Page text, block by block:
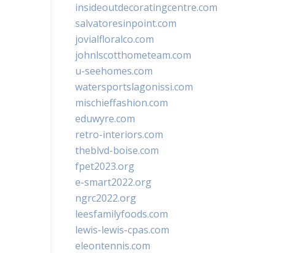
insideoutdecoratingcentre.com
salvatoresinpoint.com
jovialfloralco.com
johnlscotthometeam.com
u-seehomes.com
watersportslagonissi.com
mischieffashion.com
eduwyre.com
retro-interiors.com
theblvd-boise.com
fpet2023.org
e-smart2022.org
ngrc2022.org
leesfamilyfoods.com
lewis-lewis-cpas.com
eleontennis.com